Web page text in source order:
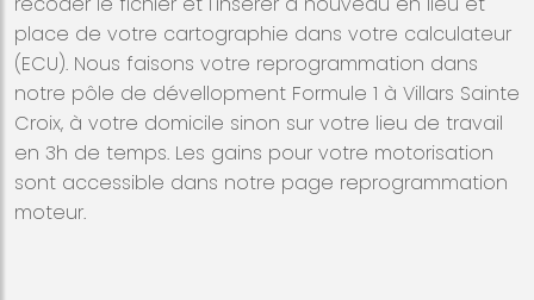
place de votre cartographie dans votre calculateur
(ECU). Nous faisons votre reprogrammation dans
notre pôle de dévellopment Formule 1 à Villars Sainte
Croix, à votre domicile sinon sur votre lieu de travail
en 3h de temps. Les gains pour votre motorisation
sont accessible dans notre page reprogrammation
moteur.